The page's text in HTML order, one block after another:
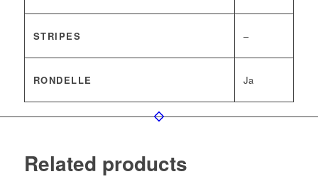
STRIPES –
RONDELLE Ja
Related products